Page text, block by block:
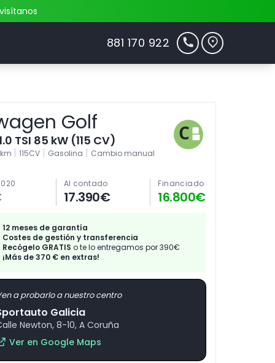
881 170 922
Golf
TSI 85 kW (115 CV)
| 115CV | Gasolina | Cambio manual
Al contado
17.390€
Financiado
16.800€
12 meses de garantía
Costes de gestión y transferencia
Recógelo GRATIS o te lo entregamos por 390€
¡Más de 370 € en extras!
a probarlo a nuestro centro
Galicia
Newton, 8-10, A Coruña
Ver en Google Maps